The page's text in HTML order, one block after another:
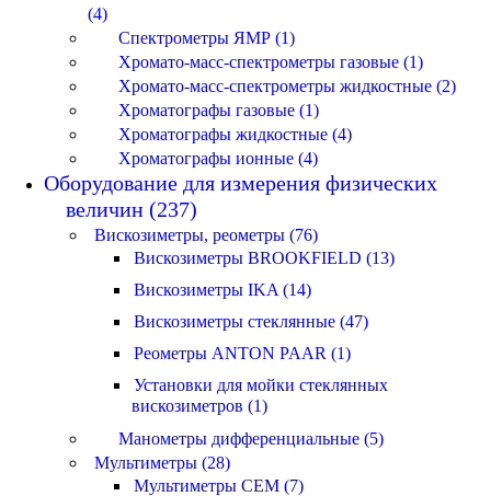
(4)
Спектрометры ЯМР (1)
Хромато-масс-спектрометры газовые (1)
Хромато-масс-спектрометры жидкостные (2)
Хроматографы газовые (1)
Хроматографы жидкостные (4)
Хроматографы ионные (4)
Оборудование для измерения физических
величин (237)
Вискозиметры, реометры (76)
Вискозиметры BROOKFIELD (13)
Вискозиметры IKA (14)
Вискозиметры стеклянные (47)
Реометры ANTON PAAR (1)
Установки для мойки стеклянных
вискозиметров (1)
Манометры дифференциальные (5)
Мультиметры (28)
Мультиметры CEM (7)